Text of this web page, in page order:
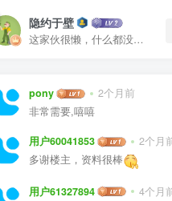
隐约于壁
这家伙很懒，什么都没有写...
pony 2个月前
非常需要,嘻嘻
用户60041853 2个月
多谢楼主，资料很棒
用户61327894 4个月